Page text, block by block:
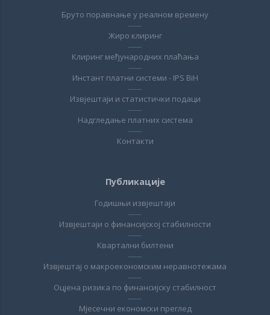
Бруто поравнање у реалном времену
Жиро клиринг
Клиринг међународних плаћања
Инстант платни системи - IPS BiH
Извјештаји и статистички подаци
Надгледање платних система
Контакти
Публикације
Годишњи извјештаји
Извјештаји о финансијској стабилности
Квартални билтени
Извјештај о макроекономским неравнотежама
Оцјена ризика по финансијску стабилност
Мјесечни економски преглед